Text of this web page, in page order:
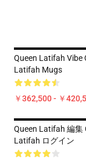
Queen Latifah Vibe
Latifah Mugs
￥362,500 - ￥
Queen Latifah 編集
Latifah ログイン